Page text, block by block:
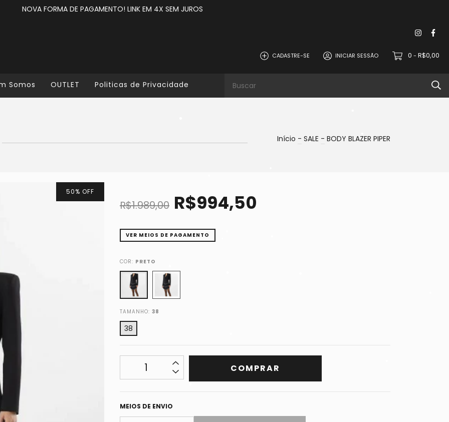
NOVA FORMA DE PAGAMENTO! LINK EM 4X SEM JUROS
CADASTRE-SE INICIAR SESSÃO 0 - R$0,00
Somos OUTLET Politicas de Privacidade
Início - SALE - BODY BLAZER PIPER
50% OFF
R$1.989,00 R$994,50
VER MEIOS DE PAGAMENTO
COR: PRETO
TAMANHO: 38
38
MEIOS DE ENVIO
•
•
•
•